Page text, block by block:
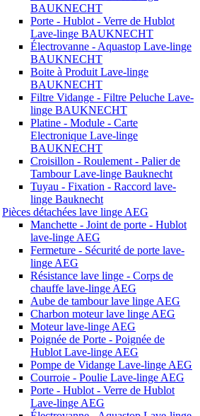
BAUKNECHT
Porte - Hublot - Verre de Hublot
Lave-linge BAUKNECHT
Électrovanne - Aquastop Lave-linge
BAUKNECHT
Boite à Produit Lave-linge
BAUKNECHT
Filtre Vidange - Filtre Peluche Lave-
linge BAUKNECHT
Platine - Module - Carte
Electronique Lave-linge
BAUKNECHT
Croisillon - Roulement - Palier de
Tambour Lave-linge Bauknecht
Tuyau - Fixation - Raccord lave-
linge Bauknecht
Pièces détachées lave linge AEG
Manchette - Joint de porte - Hublot
lave-linge AEG
Fermeture - Sécurité de porte lave-
linge AEG
Résistance lave linge - Corps de
chauffe lave-linge AEG
Aube de tambour lave linge AEG
Charbon moteur lave linge AEG
Moteur lave-linge AEG
Poignée de Porte - Poignée de
Hublot Lave-linge AEG
Pompe de Vidange Lave-linge AEG
Courroie - Poulie Lave-linge AEG
Porte - Hublot - Verre de Hublot
Lave-linge AEG